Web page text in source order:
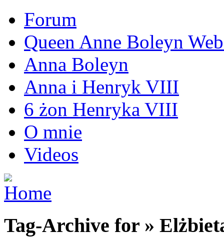
Forum
Queen Anne Boleyn
Anna Boleyn
Anna i Henryk VIII
6 żon Henryka VIII
O mnie
Videos
Tag-Archive for »